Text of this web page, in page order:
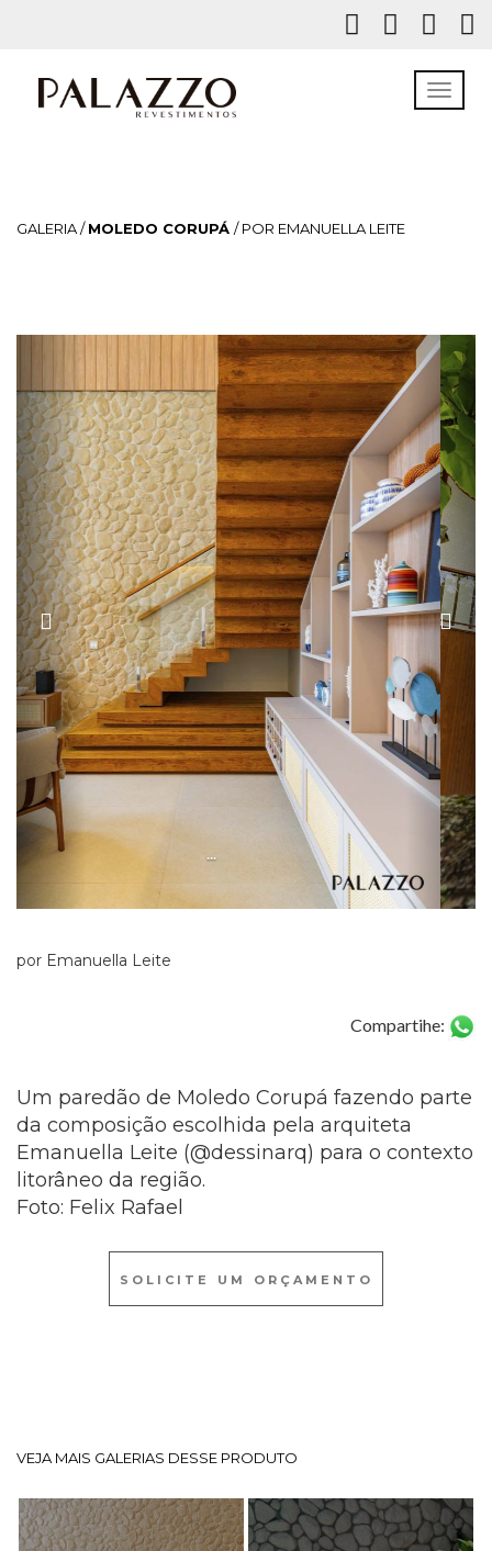
GALERIA /MOLEDO CORUPÁ / POR EMANUELLA LEITE
Next
por Emanuella Leite
Compartihe:
Um paredão de Moledo Corupá fazendo parte
da composição escolhida pela arquiteta
Emanuella Leite (@dessinarq) para o contexto
litorâneo da região.
Foto: Felix Rafael
SOLICITE UM ORÇAMENTO
VEJA MAIS GALERIAS DESSE PRODUTO